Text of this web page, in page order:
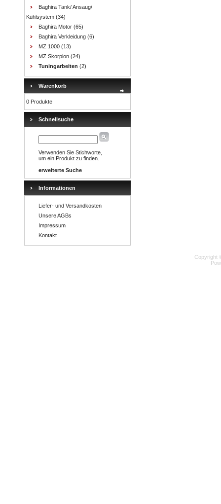
Baghira Tank/ Ansaug/
Kühlsystem (34)
Baghira Motor (65)
Baghira Verkleidung (6)
MZ 1000 (13)
MZ Skorpion (24)
Tuningarbeiten (2)
Warenkorb
0 Produkte
Schnellsuche
Verwenden Sie Stichworte,
um ein Produkt zu finden.
erweiterte Suche
Informationen
Liefer- und Versandkosten
Unsere AGBs
Impressum
Kontakt
Copyright